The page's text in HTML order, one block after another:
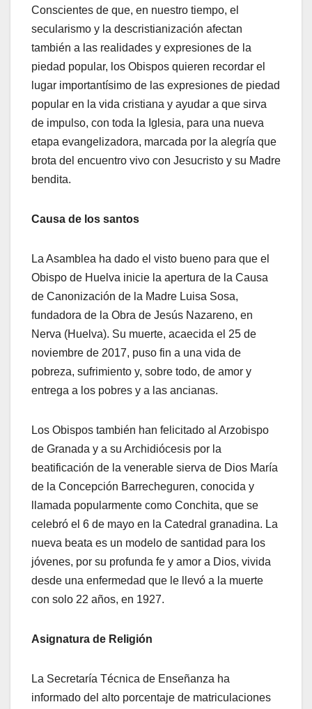
Conscientes de que, en nuestro tiempo, el
secularismo y la descristianización afectan
también a las realidades y expresiones de la
piedad popular, los Obispos quieren recordar el
lugar importantísimo de las expresiones de piedad
popular en la vida cristiana y ayudar a que sirva
de impulso, con toda la Iglesia, para una nueva
etapa evangelizadora, marcada por la alegría que
brota del encuentro vivo con Jesucristo y su Madre
bendita.
Causa de los santos
La Asamblea ha dado el visto bueno para que el
Obispo de Huelva inicie la apertura de la Causa
de Canonización de la Madre Luisa Sosa,
fundadora de la Obra de Jesús Nazareno, en
Nerva (Huelva). Su muerte, acaecida el 25 de
noviembre de 2017, puso fin a una vida de
pobreza, sufrimiento y, sobre todo, de amor y
entrega a los pobres y a las ancianas.
Los Obispos también han felicitado al Arzobispo
de Granada y a su Archidiócesis por la
beatificación de la venerable sierva de Dios María
de la Concepción Barrecheguren, conocida y
llamada popularmente como Conchita, que se
celebró el 6 de mayo en la Catedral granadina. La
nueva beata es un modelo de santidad para los
jóvenes, por su profunda fe y amor a Dios, vivida
desde una enfermedad que le llevó a la muerte
con solo 22 años, en 1927.
Asignatura de Religión
La Secretaría Técnica de Enseñanza ha
informado del alto porcentaje de matriculaciones